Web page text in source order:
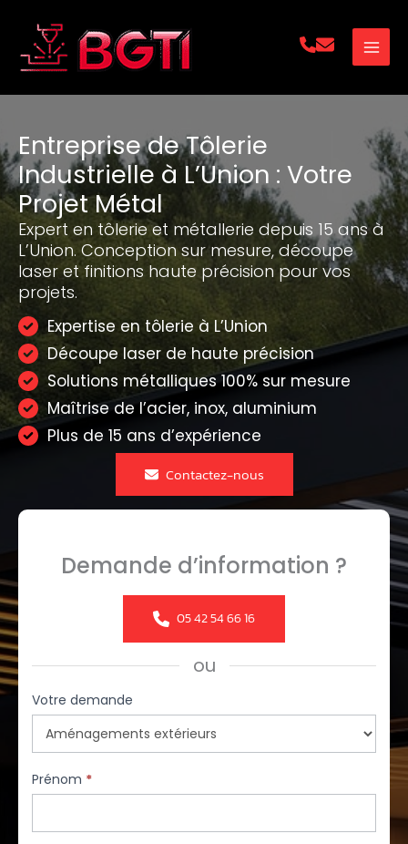
contenu
Entreprise de Tôlerie
Industrielle à L’Union : Votre
Projet Métal
Expert en tôlerie et métallerie depuis 15 ans à
L’Union. Conception sur mesure, découpe
laser et finitions haute précision pour vos
projets.
Expertise en tôlerie à L’Union
Découpe laser de haute précision
Solutions métalliques 100% sur mesure
Maîtrise de l’acier, inox, aluminium
Plus de 15 ans d’expérience
Contactez-nous
Demande d’information ?
05 42 54 66 16
ou
Formulaire
téléphone
Votre demande
Prénom *